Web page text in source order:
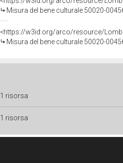
Misura del bene culturale 50020-
<https://w3id.org/arco/resource/
Misura del bene culturale 50020-
1 risorsa
1 risorsa